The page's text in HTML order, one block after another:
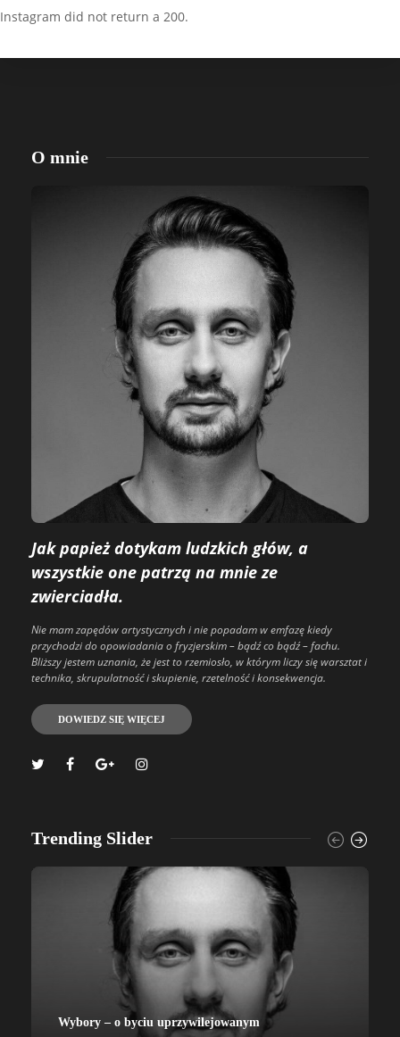
Instagram did not return a 200.
O mnie
Jak papież dotykam ludzkich głów, a
wszystkie one patrzą na mnie ze
zwierciadła.
Nie mam zapędów artystycznych i nie popadam w emfazę kiedy
przychodzi do opowiadania o fryzjerskim – bądź co bądź – fachu.
Bliższy jestem uznania, że jest to rzemiosło, w którym liczy się warsztat i
technika, skrupulatność i skupienie, rzetelność i konsekwencja.
DOWIEDZ SIĘ WIĘCEJ
Trending Slider
Wybory – o byciu uprzywilejowanym